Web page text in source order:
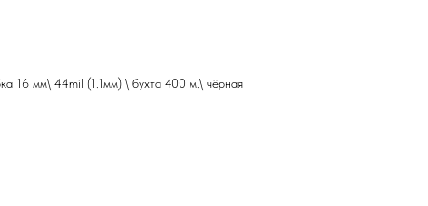
16 мм\ 44mil (1.1мм) \ бухта 400 м.\ чёрная